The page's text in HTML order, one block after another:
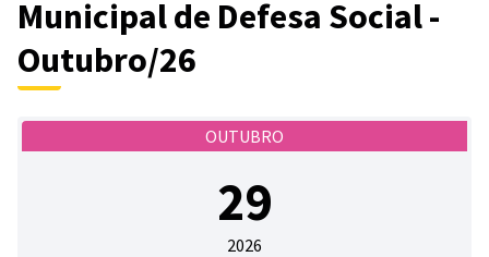
Municipal de Defesa Social -
Outubro/26
OUTUBRO
29
2026